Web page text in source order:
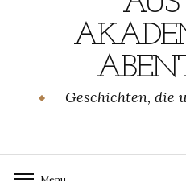
Geschichten, die